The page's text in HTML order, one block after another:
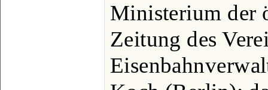
Ministerium der
Zeitung des